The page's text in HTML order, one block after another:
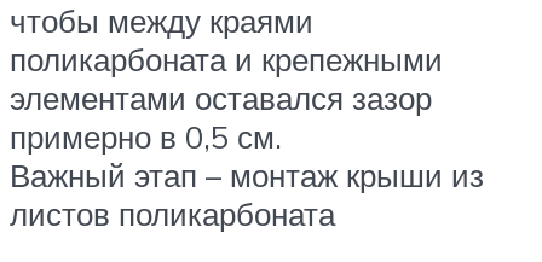
чтобы между краями
поликарбоната и крепежными
элементами оставался зазор
примерно в 0,5 см.
Важный этап – монтаж крыши из
листов поликарбоната